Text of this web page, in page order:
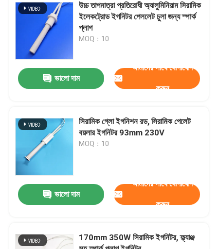
ভিআর শো
আমাদের সম্পর্কে
কারখানা ভ্রমণ
মান নিয়ন্ত্রণ
যোগাযোগ করুন
উদ্ধৃতির জন্য আবেদন
উচ্চ তাপমাত্রা প্রতিরোধী অ্যালুমিনিয়াম সিরামিক
ইলেকট্রোড ইগনিটর পেললেট চুলা জন্য স্পার্ক
প্লাগ
MOQ：10
ভালো দাম
আমাদের সাথে যোগাযোগ
করুন
সিরামিক গ্লো ইগনিশন রড, সিরামিক পেলেট
বয়লার ইগনিটর 93mm 230V
MOQ：10
ভালো দাম
আমাদের সাথে যোগাযোগ
করুন
170mm 350W সিরামিক ইগনিটর, ফ্ল্যাঞ্জ